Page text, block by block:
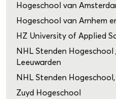
Hogeschool van
Hogeschool van Arnhem
HZ University of Applied
NHL Stenden
Leeuwarden
NHL Stenden Hogeschool,
Zuyd Hogeschool